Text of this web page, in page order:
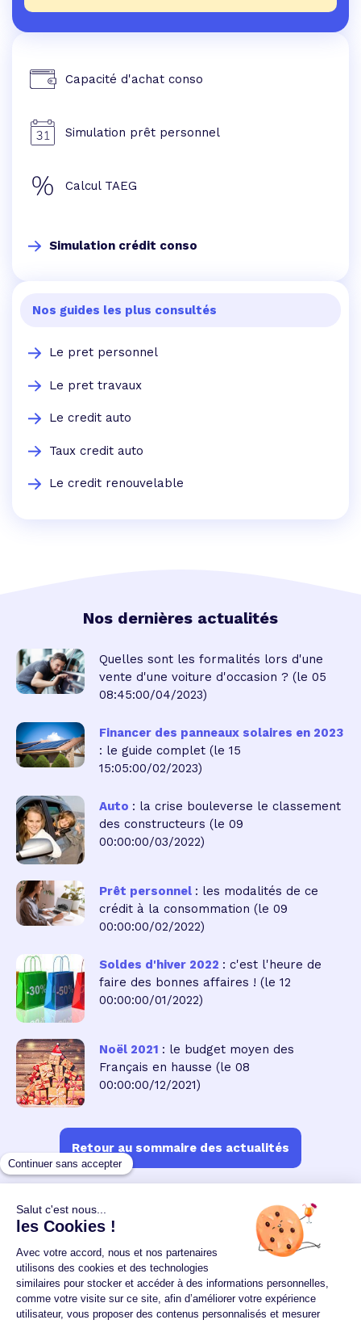
Capacité d'achat conso
Simulation prêt personnel
Calcul TAEG
Simulation crédit conso
Nos guides les plus consultés
Le pret personnel
Le pret travaux
Le credit auto
Taux credit auto
Le credit renouvelable
Nos dernières actualités
Quelles sont les formalités lors d'une
vente d'une voiture d'occasion ? (le 05
08:45:00/04/2023)
Financer des panneaux solaires en 2023
: le guide complet (le 15
15:05:00/02/2023)
Auto : la crise bouleverse le classement
des constructeurs (le 09
00:00:00/03/2022)
Prêt personnel : les modalités de ce
crédit à la consommation (le 09
00:00:00/02/2022)
Soldes d'hiver 2022 : c'est l'heure de
faire des bonnes affaires ! (le 12
00:00:00/01/2022)
Noël 2021 : le budget moyen des
Français en hausse (le 08
00:00:00/12/2021)
Retour au sommaire des actualités
Un crédit vous engage et doit être remboursé.
Vérifiez vos capacités de remboursement avant de
vous engager.